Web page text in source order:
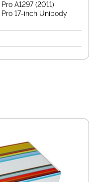
A1297 (2011)
17-inch Unibody